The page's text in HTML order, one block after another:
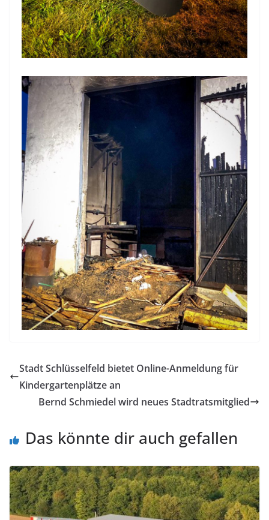
Stadt Schlüsselfeld bietet Online-Anmeldung für
Kindergartenplätze an
Bernd Schmiedel wird neues Stadtratsmitglied
Das könnte dir auch gefallen